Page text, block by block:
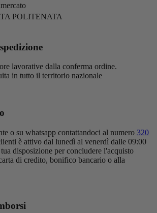
POLITENATA
lavorative dalla conferma ordine.
in tutto il territorio nazionale
o su whatsapp contattandoci al numero 320
è attivo dal lunedì al venerdì dalle 09:00
disposizione per concludere l'acquisto
di credito, bonifico bancario o alla